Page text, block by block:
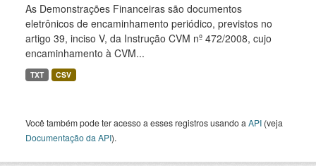
As Demonstrações Financeiras são documentos
eletrônicos de encaminhamento periódico, previstos no
artigo 39, inciso V, da Instrução CVM nº 472/2008, cujo
encaminhamento à CVM...
TXT CSV
Você também pode ter acesso a esses registros usando a API (veja
Documentação da API).